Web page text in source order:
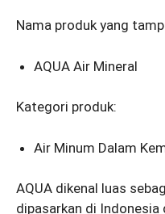
Nama produk yang
AQUA Air Mineral
Kategori produk:
Air Minum Dalam
AQUA dikenal luas
dipasarkan di Indonesia